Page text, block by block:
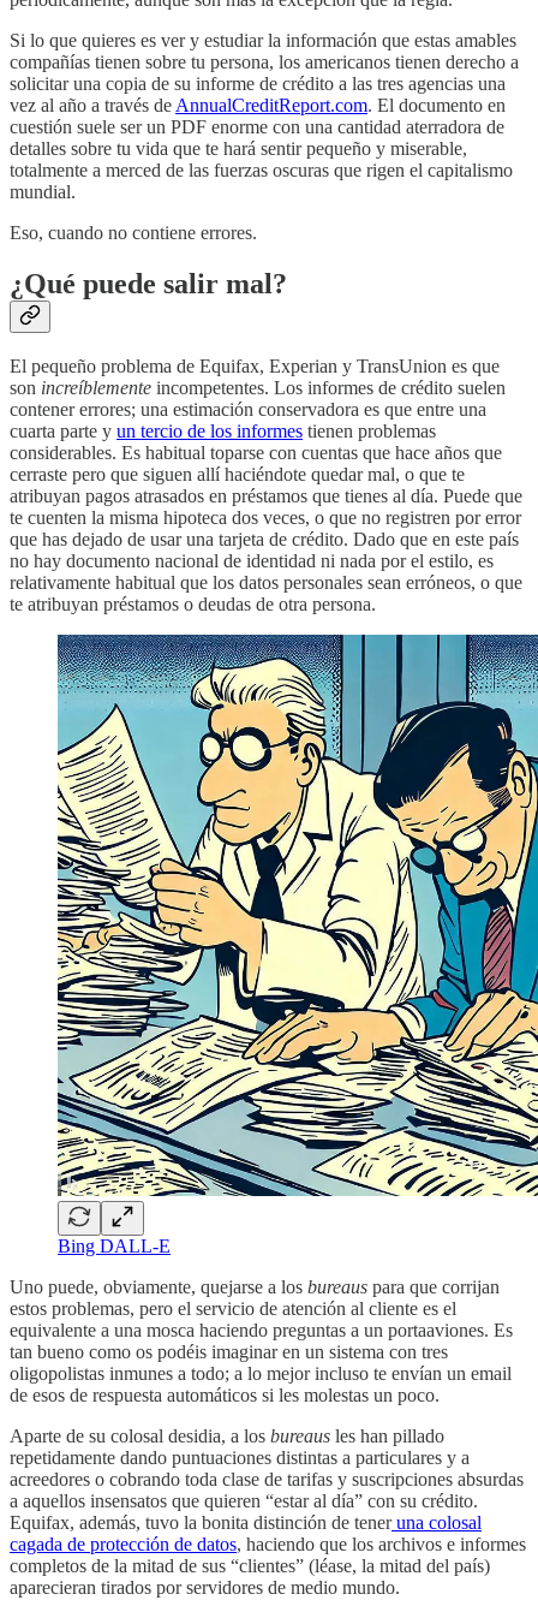
Si lo que quieres es ver y estudiar la información que estas amables
compañías tienen sobre tu persona, los americanos tienen derecho a
solicitar una copia de su informe de crédito a las tres agencias una
vez al año a través de AnnualCreditReport.com. El documento en
cuestión suele ser un PDF enorme con una cantidad aterradora de
detalles sobre tu vida que te hará sentir pequeño y miserable,
totalmente a merced de las fuerzas oscuras que rigen el capitalismo
mundial.
Eso, cuando no contiene errores.
¿Qué puede salir mal?
El pequeño problema de Equifax, Experian y TransUnion es que
son increíblemente incompetentes. Los informes de crédito suelen
contener errores; una estimación conservadora es que entre una
cuarta parte y un tercio de los informes tienen problemas
considerables. Es habitual toparse con cuentas que hace años que
cerraste pero que siguen allí haciéndote quedar mal, o que te
atribuyan pagos atrasados en préstamos que tienes al día. Puede que
te cuenten la misma hipoteca dos veces, o que no registren por error
que has dejado de usar una tarjeta de crédito. Dado que en este país
no hay documento nacional de identidad ni nada por el estilo, es
relativamente habitual que los datos personales sean erróneos, o que
te atribuyan préstamos o deudas de otra persona.
Bing DALL-E
Uno puede, obviamente, quejarse a los bureaus para que corrijan
estos problemas, pero el servicio de atención al cliente es el
equivalente a una mosca haciendo preguntas a un portaaviones. Es
tan bueno como os podéis imaginar en un sistema con tres
oligopolistas inmunes a todo; a lo mejor incluso te envían un email
de esos de respuesta automáticos si les molestas un poco.
Aparte de su colosal desidia, a los bureaus les han pillado
repetidamente dando puntuaciones distintas a particulares y a
acreedores o cobrando toda clase de tarifas y suscripciones absurdas
a aquellos insensatos que quieren “estar al día” con su crédito.
Equifax, además, tuvo la bonita distinción de teneruna colosal
cagada de protección de datos, haciendo que los archivos e informes
completos de la mitad de sus “clientes” (léase, la mitad del país)
aparecieran tirados por servidores de medio mundo.